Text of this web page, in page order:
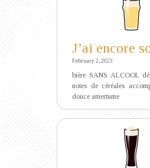
J’ai encore
February 2, 2023
bière SANS ALCOOL
notes de céréales
douce amertume